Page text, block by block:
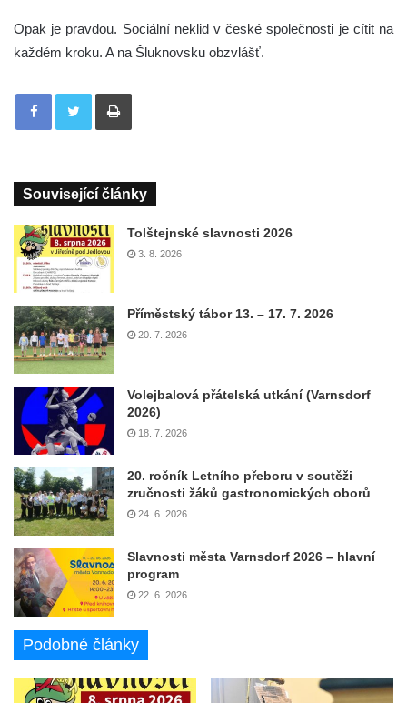
Opak je pravdou. Sociální neklid v české společnosti je cítit na
každém kroku. A na Šluknovsku obzvlášť.
Tisknout
Související články
Tolštejnské slavnosti 2026
3. 8. 2026
Příměstský tábor 13. – 17. 7. 2026
20. 7. 2026
Volejbalová přátelská utkání (Varnsdorf
2026)
18. 7. 2026
20. ročník Letního přeboru v soutěži
zručnosti žáků gastronomických oborů
24. 6. 2026
Slavnosti města Varnsdorf 2026 – hlavní
program
22. 6. 2026
Podobné články